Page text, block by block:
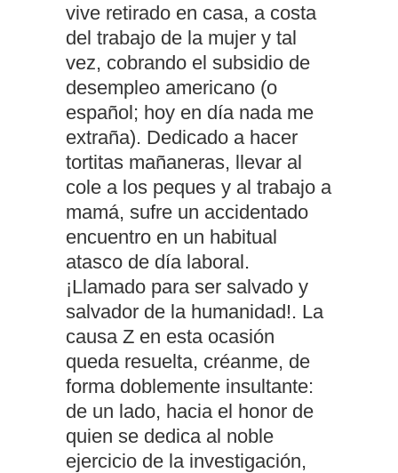
vive retirado en casa, a costa
del trabajo de la mujer y tal
vez, cobrando el subsidio de
desempleo americano (o
español; hoy en día nada me
extraña). Dedicado a hacer
tortitas mañaneras, llevar al
cole a los peques y al trabajo a
mamá, sufre un accidentado
encuentro en un habitual
atasco de día laboral.
¡Llamado para ser salvado y
salvador de la humanidad!. La
causa Z en esta ocasión
queda resuelta, créanme, de
forma doblemente insultante:
de un lado, hacia el honor de
quien se dedica al noble
ejercicio de la investigación,